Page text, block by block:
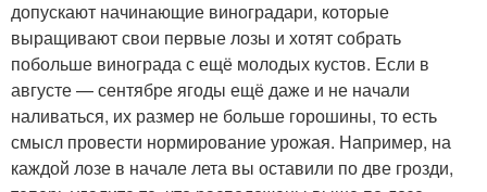
допускают начинающие виноградари, которые
выращивают свои первые лозы и хотят собрать
побольше винограда с ещё молодых кустов. Если в
августе — сентябре ягоды ещё даже и не начали
наливаться, их размер не больше горошины, то есть
смысл провести нормирование урожая. Например, на
каждой лозе в начале лета вы оставили по две грозди,